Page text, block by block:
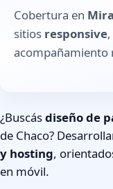
Cobertura en
sitios responsive
acompañamiento
¿Buscásdiseño de
de Chaco?
y hosting,
en móvil.